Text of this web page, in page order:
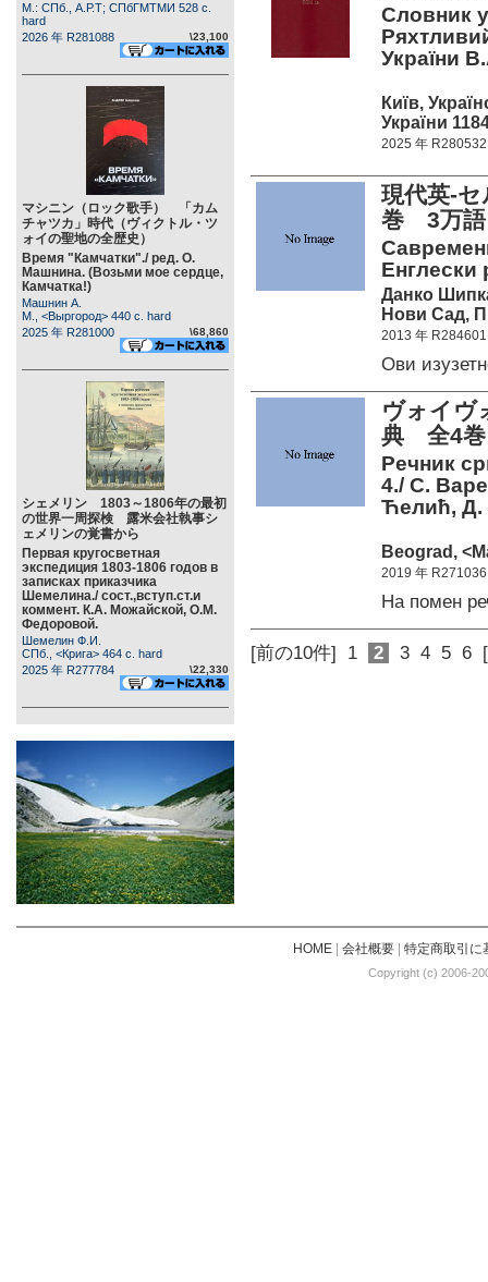
М.: СПб., А.Р.Т; СПбГМТМИ 528 c.
hard
2026 年 R281088
\23,100
マシニン（ロック歌手） 「カム
チャツカ」時代（ヴィクトル・ツ
ォイの聖地の全歴史）
Время "Камчатки"./ ред. О.
Машнина. (Возьми мое сердце,
Камчатка!)
Машнин А.
М., <Выргород> 440 c. hard
2025 年 R281000
\68,860
シェメリン 1803～1806年の最初
の世界一周探検 露米会社執事シ
ェメリンの覚書から
Первая кругосветная
экспедиция 1803-1806 годов в
записках приказчика
Шемелина./ сост.,вступ.ст.и
коммент. К.А. Можайской, О.М.
Федоровой.
Шемелин Ф.И.
СПб., <Крига> 464 c. hard
2025 年 R277784
\22,330
Словник
України
Київ,
України
2025 年 R280532
現代英-
巻 3万語
Енглески
Данко
Нови Сад,
2013 年 R284601
Ови
ヴォイヴ
典 全4巻
Речник
4./ С.
Ћелић, Д.
Beograd,
2019 年 R271036
На помен
[前の10件] 1 2 3 4 5 6
HOME| 会社概要| 特定商取引に
Copyright (c) 2006-